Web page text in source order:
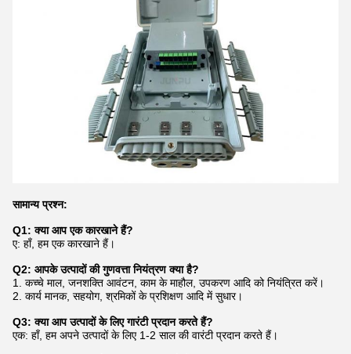
सामान्य प्रश्न:
Q1: क्या आप एक कारखाने हैं?
ए: हाँ, हम एक कारखाने हैं।
Q2: आपके उत्पादों की गुणवत्ता नियंत्रण क्या है?
1. कच्चे माल, जनशक्ति आवंटन, काम के माहौल, उपकरण आदि को नियंत्रित करें।
2. कार्य मानक, सहयोग, श्रमिकों के प्रशिक्षण आदि में सुधार।
Q3: क्या आप उत्पादों के लिए गारंटी प्रदान करते हैं?
एक: हाँ, हम अपने उत्पादों के लिए 1-2 साल की वारंटी प्रदान करते हैं।